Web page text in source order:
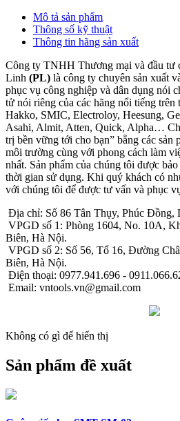
Mô tả sản phẩm
Thông số kỹ thuật
Thông tin hãng sản xuất
Công ty TNHH Thương mại và đầu tư
Linh (PL) là công ty chuyên sản xuất
phục vụ công nghiệp và dân dụng nói
tử nói riêng của các hãng nổi tiếng trên
Hakko, SMIC, Electroloy, Heesung,
Asahi, Almit, Atten, Quick, Alpha…
trị bền vững tới cho bạn” bằng các sản
môi trường cùng với phong cách làm
nhất. Sản phẩm của chúng tôi được
thời gian sử dụng. Khi quý khách có
với chúng tôi để được tư vấn và phục
Địa chỉ: Số 86 Tân Thụy, Phúc Đồng,
VPGD số 1: Phòng 1604, No. 10A,
Biên, Hà Nội.
VPGD số 2: Số 56, Tổ 16, Đường
Biên, Hà Nội.
Điện thoại: 0977.941.696 -
Email: vntools.vn@gmail.com
Không có gì để hiển thị
Sản phẩm đề xuất